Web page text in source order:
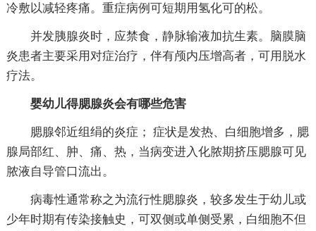
冷敷以减轻疼痛。重症病例可短期用氢化可的松。
并发胰腺炎时，应禁食，静脉输液加抗生素。脑膜脑
炎患者主要采用对症治疗，伴有颅内压增高者，可用脱水
疗法。
婴幼儿得腮腺炎会有哪些危害
腮腺邻近组绢的炎症； 症状是发热、白细胞增多，腮
腺局部红、肿、痛、热，当病变进入化脓期挤压腮腺可见
脓液自导管口流出。
病毒性通常称之为流行性腮腺炎，较多发生于幼儿或
少年时期有传染接触史，可双侧或单侧受累，白细胞不但